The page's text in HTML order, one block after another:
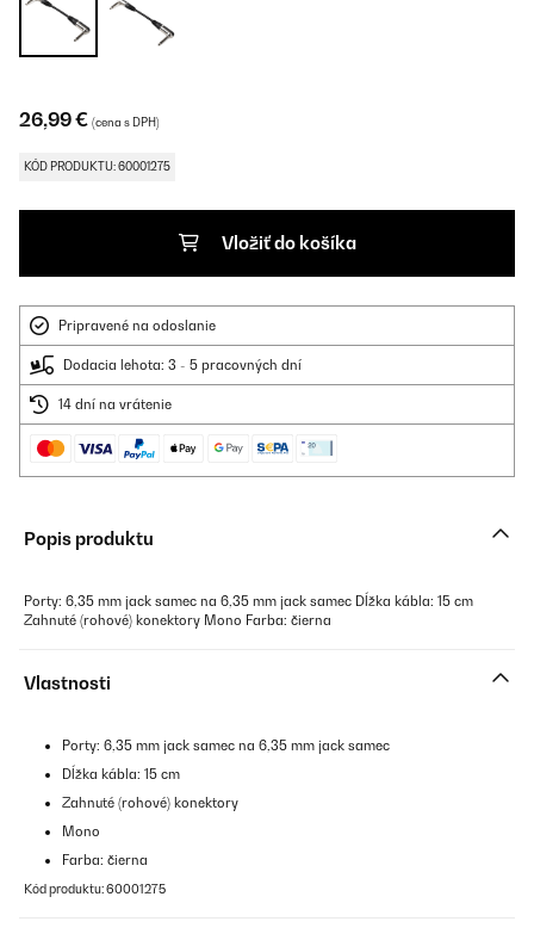
26,99 € (cena s DPH)
KÓD PRODUKTU: 60001275
Vložiť do košíka
Pripravené na odoslanie
Dodacia lehota: 3 - 5 pracovných dní
14 dní na vrátenie
Popis produktu
Porty: 6,35 mm jack samec na 6,35 mm jack samec Dĺžka kábla: 15 cm
Zahnuté (rohové) konektory Mono Farba: čierna
Vlastnosti
Porty: 6,35 mm jack samec na 6,35 mm jack samec
Dĺžka kábla: 15 cm
Zahnuté (rohové) konektory
Mono
Farba: čierna
Kód produktu: 60001275